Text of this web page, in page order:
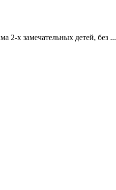
2-х замечательных детей, без ...